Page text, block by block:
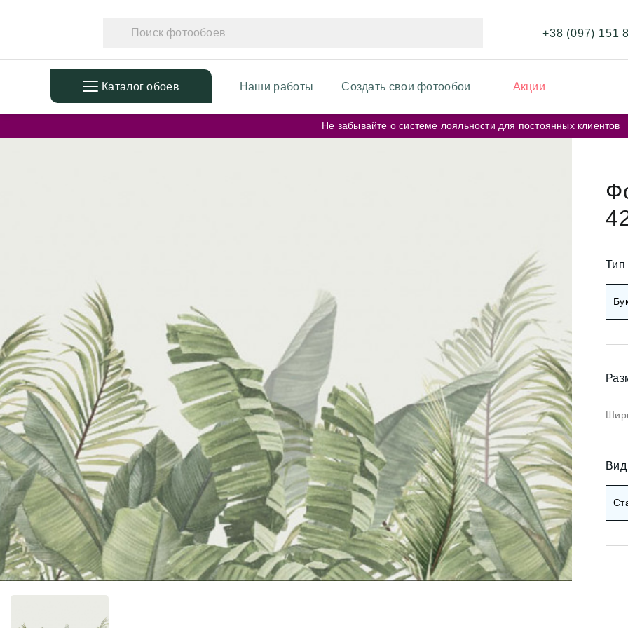
+38 (097) 151
Каталог обоев
Фотообои простые линии
Дизайнерские цветы
Фотообои арт
Фотообои деревья
Фотообои мемфис
Фотообои геометрия
Фотообои абстракция
Фотообои горы и лес
Фотообои золото
Фотообои разное
Бежевые фотообои
Белые фотообои
Коричневые
Черные фотообои
Красные фотообои
Оранжевые
Желтые фотообои
Зеленые фотообои
Голубые фотообои
Синие фотообои
Наши работы Создать свои фотообои Акции
Не забывайте осистеме лояльности для постоянных клиентов
Тип
Вид